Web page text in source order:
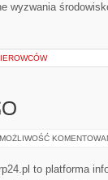
wyzwania
MOŻLIWOŚĆ
to platforma